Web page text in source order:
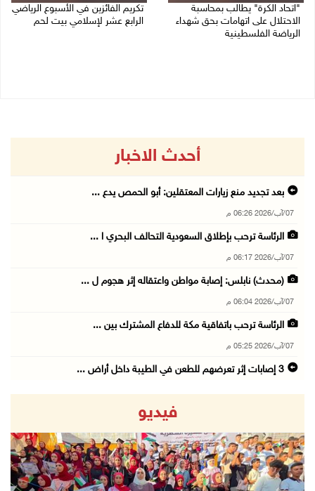
"اتحاد الكرة" يطالب بمحاسبة
الاحتلال على اتهامات بحق شهداء
الرياضة الفلسطينية
تكريم الفائزين في الأسبوع الرياضي
الرابع عشر لإسلامي بيت لحم
أحدث الاخبار
بعد تجديد منع زيارات المعتقلين: أبو الحمص يدع ...
07/آب/2026 06:26 م
الرئاسة ترحب بإطلاق السعودية التحالف البحري ا ...
07/آب/2026 06:17 م
(محدث) نابلس: إصابة مواطن واعتقاله إثر هجوم ل ...
07/آب/2026 06:04 م
الرئاسة ترحب باتفاقية مكة للدفاع المشترك بين ...
07/آب/2026 05:25 م
3 إصابات إثر تعرضهم للطعن في الطيبة داخل أراض ...
بيروت: اللجنة الفنية للمجلس الوطني تناقش التر ...
07/آب/2026 03:31 م
السعودية وتركيا وباكستان توقع اتفاقية مكة للد ...
07/آب/2026 02:38 م
فيديو